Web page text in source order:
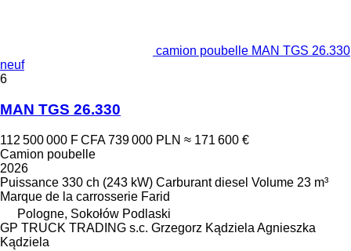
camion poubelle MAN TGS 26.330
neuf
6
MAN TGS 26.330
112 500 000 F CFA 739 000 PLN ≈ 171 600 €
Camion poubelle
2026
Puissance 330 ch (243 kW) Carburant diesel Volume 23 m³
Marque de la carrosserie Farid
Pologne, Sokołów Podlaski
GP TRUCK TRADING s.c. Grzegorz Kądziela Agnieszka
Kądziela